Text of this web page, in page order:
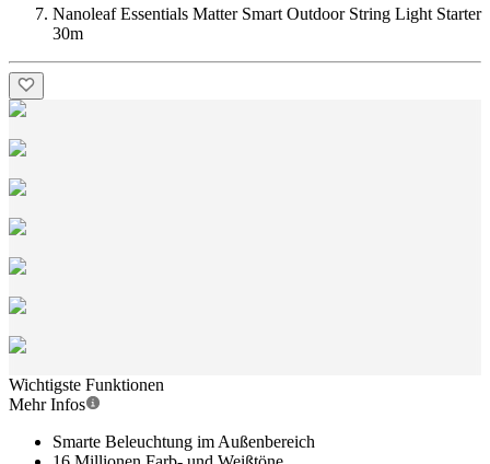
Nanoleaf Essentials Matter Smart Outdoor String Light Starter
30m
Wichtigste Funktionen
Mehr Infos
Smarte Beleuchtung im Außenbereich